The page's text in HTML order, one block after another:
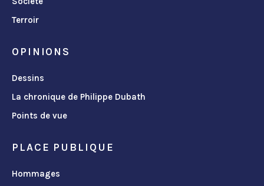
Terroir
OPINIONS
Dessins
La chronique de Philippe Dubath
Points de vue
PLACE PUBLIQUE
Hommages